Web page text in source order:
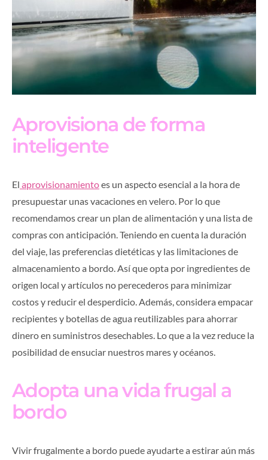
Aprovisiona de forma
inteligente
El aprovisionamientoes un aspecto esencial a la hora de
presupuestar unas vacaciones en velero. Por lo que
recomendamos crear un plan de alimentación y una lista de
compras con anticipación. Teniendo en cuenta la duración
del viaje, las preferencias dietéticas y las limitaciones de
almacenamiento a bordo. Así que opta por ingredientes de
origen local y artículos no perecederos para minimizar
costos y reducir el desperdicio. Además, considera empacar
recipientes y botellas de agua reutilizables para ahorrar
dinero en suministros desechables. Lo que a la vez reduce la
posibilidad de ensuciar nuestros mares y océanos.
Adopta una vida frugal a
bordo
Vivir frugalmente a bordo puede ayudarte a estirar aún más